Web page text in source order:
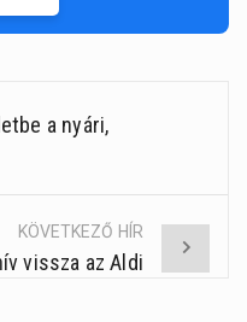
a nyári,
KÖVETKEZŐ HÍR
vissza az Aldi